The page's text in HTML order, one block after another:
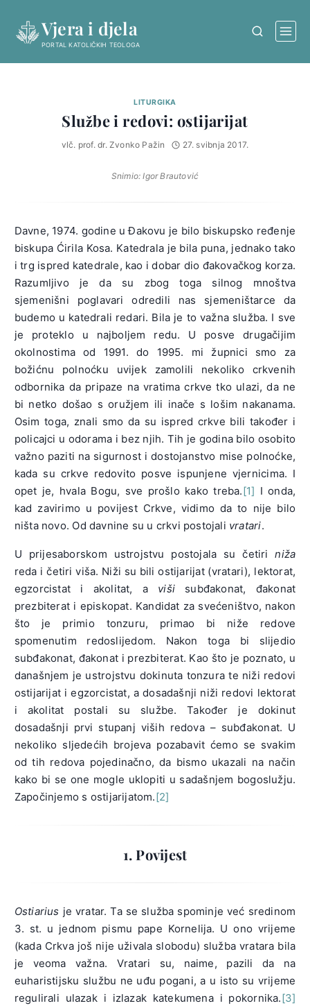
content
Vjera i djela
PORTAL KATOLIČKIH TEOLOGA
LITURGIKA
Službe i redovi: ostijarijat
vlč. prof. dr. Zvonko Pažin 27. svibnja 2017.
Snimio: Igor Brautović
Davne, 1974. godine u Đakovu je bilo biskupsko ređenje
biskupa Ćirila Kosa. Katedrala je bila puna, jednako tako
i trg ispred katedrale, kao i dobar dio đakovačkog korza.
Razumljivo je da su zbog toga silnog mnoštva
sjemenišni poglavari odredili nas sjemeništarce da
budemo u katedrali redari. Bila je to važna služba. I sve
je proteklo u najboljem redu. U posve drugačijim
okolnostima od 1991. do 1995. mi župnici smo za
božićnu polnoćku uvijek zamolili nekoliko crkvenih
odbornika da pripaze na vratima crkve tko ulazi, da ne
bi netko došao s oružjem ili inače s lošim nakanama.
Osim toga, znali smo da su ispred crkve bili također i
policajci u odorama i bez njih. Tih je godina bilo osobito
važno paziti na sigurnost i dostojanstvo mise polnoćke,
kada su crkve redovito posve ispunjene vjernicima. I
opet je, hvala Bogu, sve prošlo kako treba.[1] I onda,
kad zavirimo u povijest Crkve, vidimo da to nije bilo
ništa novo. Od davnine su u crkvi postojali vratari.
U prijesaborskom ustrojstvu postojala su četiriniža
reda i četiri viša. Niži su bili ostijarijat (vratari), lektorat,
egzorcistat i akolitat, a viši subđakonat, đakonat
prezbiterat i episkopat. Kandidat za svećeništvo, nakon
što je primio tonzuru, primao bi niže redove
spomenutim redoslijedom. Nakon toga bi slijedio
subđakonat, đakonat i prezbiterat. Kao što je poznato, u
današnjem je ustrojstvu dokinuta tonzura te niži redovi
ostijarijat i egzorcistat, a dosadašnji niži redovi lektorat
i akolitat postali su službe. Također je dokinut
dosadašnji prvi stupanj viših redova – subđakonat. U
nekoliko sljedećih brojeva pozabavit ćemo se svakim
od tih redova pojedinačno, da bismo ukazali na način
kako bi se one mogle uklopiti u sadašnjem bogoslužju.
Započinjemo s ostijarijatom.[2]
1. Povijest
Ostiarius je vratar. Ta se služba spominje već sredinom
3. st. u jednom pismu pape Kornelija. U ono vrijeme
(kada Crkva još nije uživala slobodu) služba vratara bila
je veoma važna. Vratari su, naime, pazili da na
euharistijsku službu ne uđu pogani, a u isto su vrijeme
regulirali ulazak i izlazak katekumena i pokornika.[3]